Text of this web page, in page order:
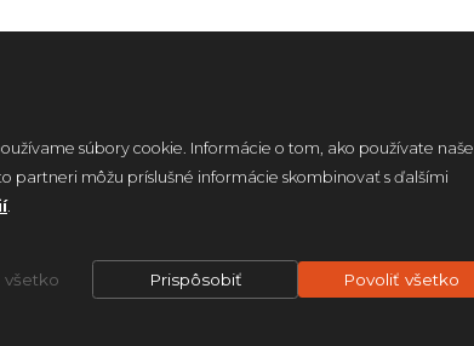
súbory cookie. Informácie o tom, ako používate naše
partneri môžu príslušné informácie skombinovať s ďalšími
.
Prispôsobiť Povoliť všetko